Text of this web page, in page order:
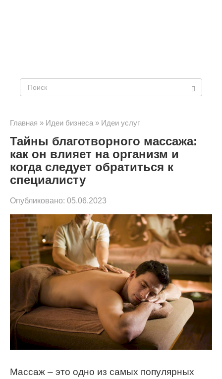
Главная » Идеи бизнеса » Идеи услуг
Тайны благотворного массажа:
как он влияет на организм и
когда следует обратиться к
специалисту
Опубликовано: 05.06.2023
Массаж – это одно из самых популярных